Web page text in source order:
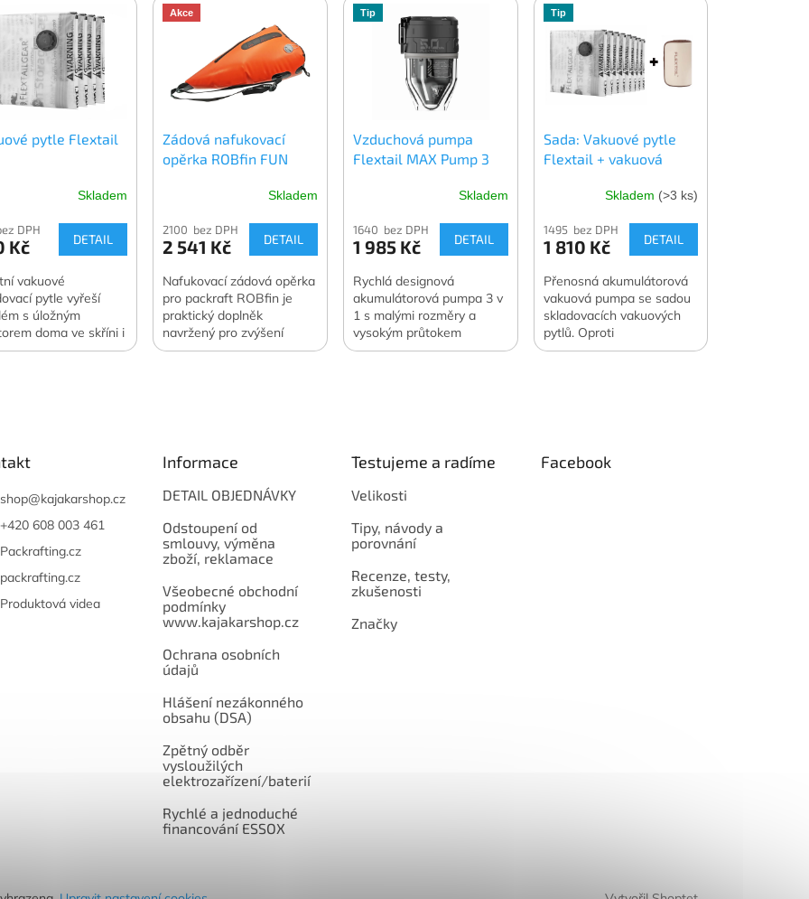
pytle Flextail
Skladem
DPH
Kč DETAIL
vakuové
pytle vyřeší
s úložným
doma ve skříni i
v zavazadle.
moly nebo plísní
je skladujete kdekoli.
Oficiální česká a
distribuce.
Akce
Zádová nafukovací
opěrka ROBfin FUN
Skladem
2100 bez DPH
2 541 Kč DETAIL
Nafukovací zádová opěrka
pro packraft ROBfin je
praktický doplněk
navržený pro zvýšení
komfortu během
Tip
Vzduchová pumpa
Flextail MAX Pump 3
Skladem
1640 bez DPH
1 985 Kč DETAIL
Rychlá designová
akumulátorová pumpa 3 v
1 s malými rozměry a
vysokým průtokem
vzduchu 500 l/min. Navíc
Tip
Sada: Vakuové pytle
Flextail + vakuová
Vacuum Pump
Skladem (>3 ks)
1495 bez DPH
1 810 Kč DETAIL
Přenosná akumulátorová
vakuová pumpa se sadou
skladovacích vakuových
pytlů. Oproti
samostatnému nákupu
shop@kajakarshop.cz
+420 608 003 461
Packrafting.cz
packrafting.cz
Produktová videa
Informace
DETAIL OBJEDNÁVKY
Odstoupení od
smlouvy, výměna
zboží, reklamace
Všeobecné obchodní
podmínky
www.kajakarshop.cz
Ochrana osobních
údajů
Hlášení nezákonného
obsahu (DSA)
Zpětný odběr
vysloužilých
elektrozařízení/baterií
Rychlé a jednoduché
financování ESSOX
Testujeme a radíme
Velikosti
Tipy, návody a
porovnání
Recenze, testy,
zkušenosti
Značky
Facebook